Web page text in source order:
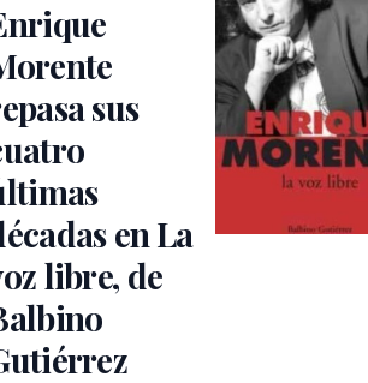
sus
en La
libre, de